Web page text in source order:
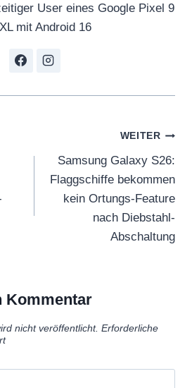
User eines Google Pixel 9
mit Android 16
WEITER
Samsung Galaxy S26:
Flaggschiffe bekommen
kein Ortungs-Feature
nach Diebstahl-
Abschaltung
Kommentar
nicht veröffentlicht. Erforderliche